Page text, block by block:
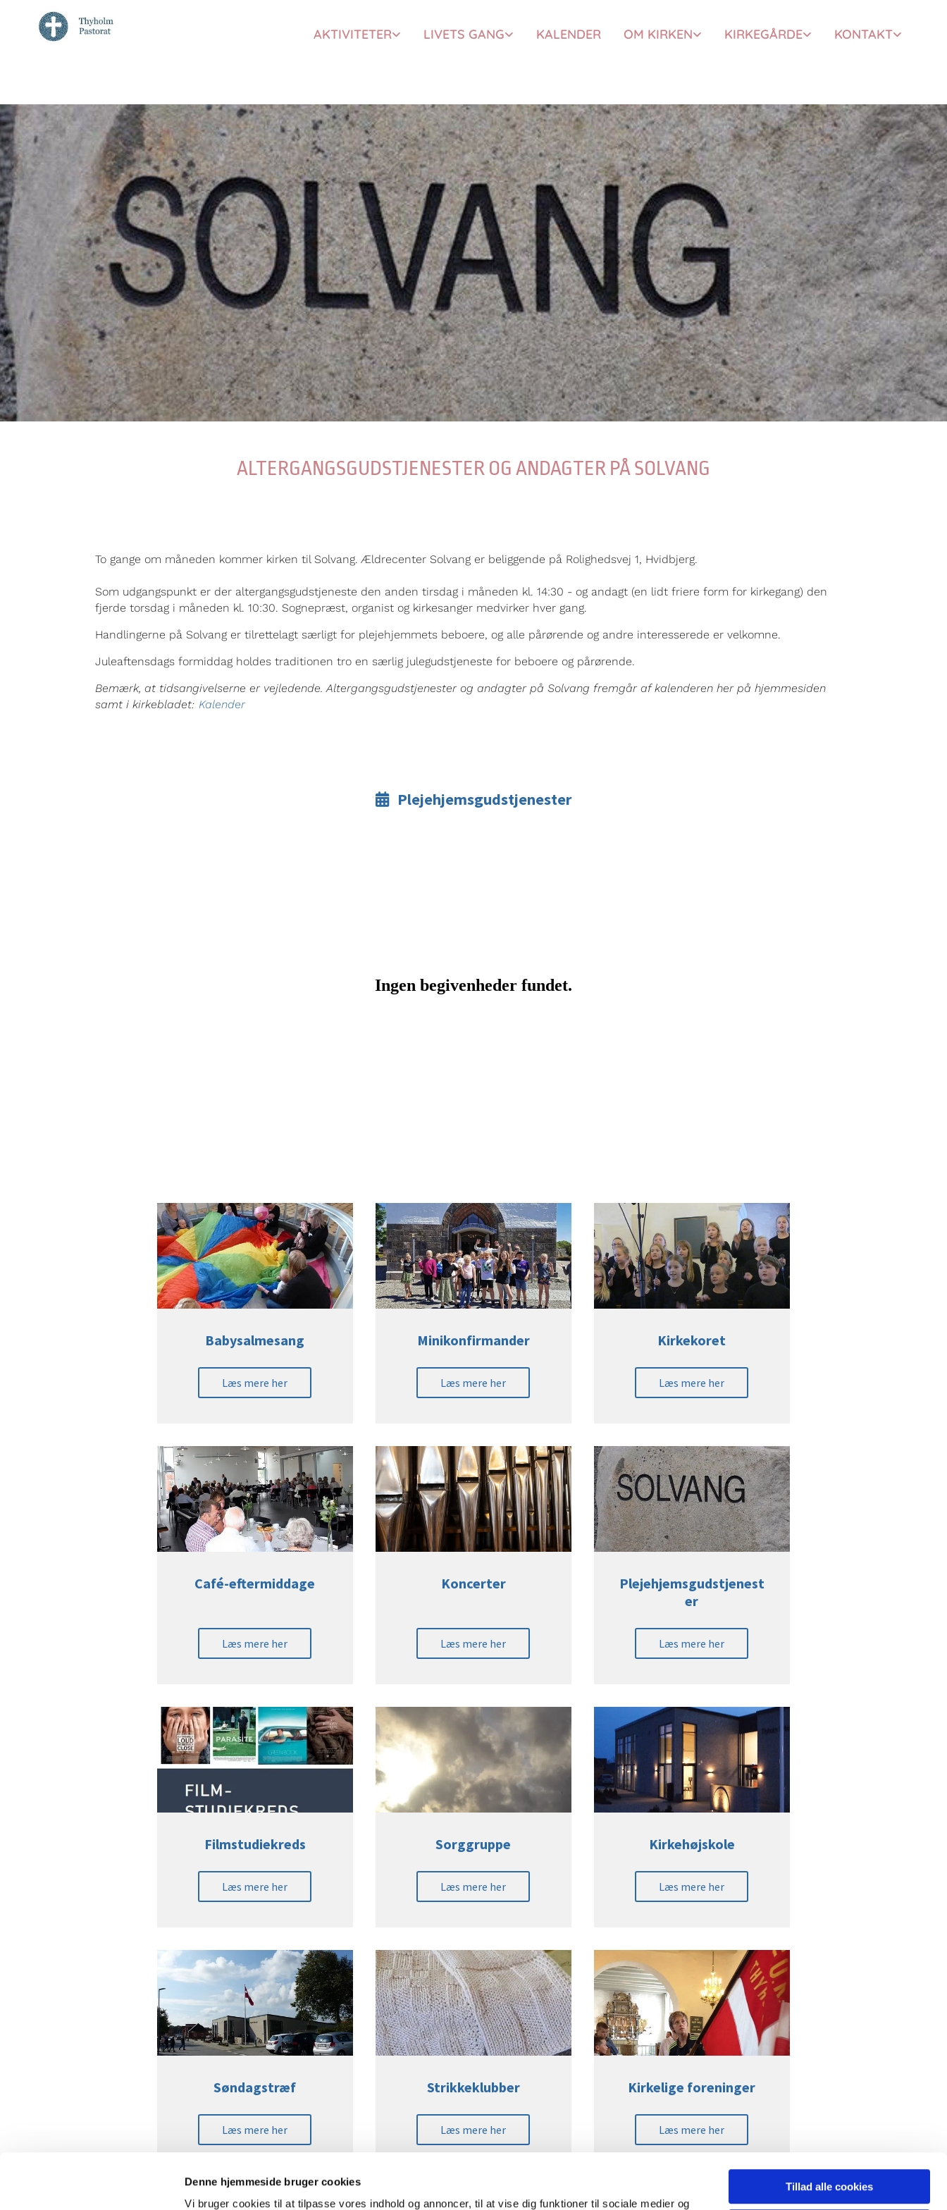
Denne hjemmeside bruger cookies
Vi bruger cookies til at tilpasse vores indhold og annoncer, til at vise dig funktioner til sociale medier og
Tillad alle cookies
AKTIVITETER LIVETS GANG KALENDER OM KIRKEN KIRKEGÅRDE KONTAKT
ALTERGANGSGUDSTJENESTER OG ANDAGTER PÅ SOLVANG
To gange om måneden kommer kirken til Solvang. Ældrecenter Solvang er beliggende på Rolighedsvej 1, Hvidbjerg.
Som udgangspunkt er der altergangsgudstjeneste den anden tirsdag i måneden kl. 14:30 - og andagt (en lidt friere form for kirkegang) den
fjerde torsdag i måneden kl. 10:30. Sognepræst, organist og kirkesanger medvirker hver gang.
Handlingerne på Solvang er tilrettelagt særligt for plejehjemmets beboere, og alle pårørende og andre interesserede er velkomne.
Juleaftensdags formiddag holdes traditionen tro en særlig julegudstjeneste for beboere og pårørende.
Bemærk, at tidsangivelserne er vejledende. Altergangsgudstjenester og andagter på Solvang fremgår af kalenderen her på hjemmesiden
samt i kirkebladet: Kalender
Plejehjemsgudstjenester
Babysalmesang
Læs mere her
Minikonfirmander
Læs mere her
Kirkekoret
Læs mere her
Café-eftermiddage
Læs mere her
Koncerter
Læs mere her
Plejehjemsgudstjenest
er
Læs mere her
Filmstudiekreds
Læs mere her
Sorggruppe
Læs mere her
Kirkehøjskole
Læs mere her
Søndagstræf
Læs mere her
Strikkeklubber
Læs mere her
Kirkelige foreninger
Læs mere her